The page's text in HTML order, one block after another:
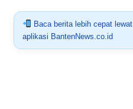
Baca berita lebih cepat lewat
aplikasi BantenNews.co.id